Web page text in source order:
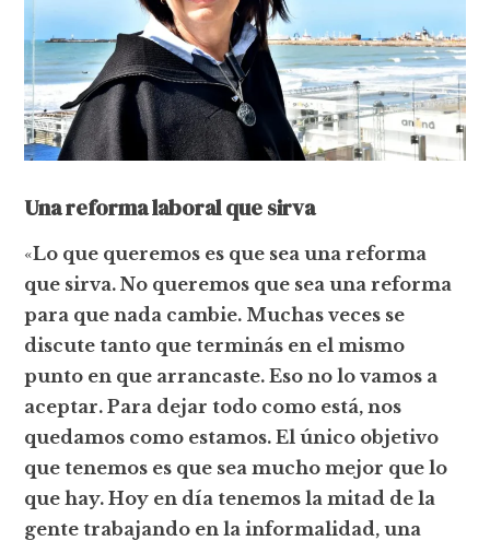
Una reforma laboral que sirva
«Lo que queremos es que sea una reforma
que sirva. No queremos que sea una reforma
para que nada cambie. Muchas veces se
discute tanto que terminás en el mismo
punto en que arrancaste. Eso no lo vamos a
aceptar. Para dejar todo como está, nos
quedamos como estamos. El único objetivo
que tenemos es que sea mucho mejor que lo
que hay. Hoy en día tenemos la mitad de la
gente trabajando en la informalidad, una